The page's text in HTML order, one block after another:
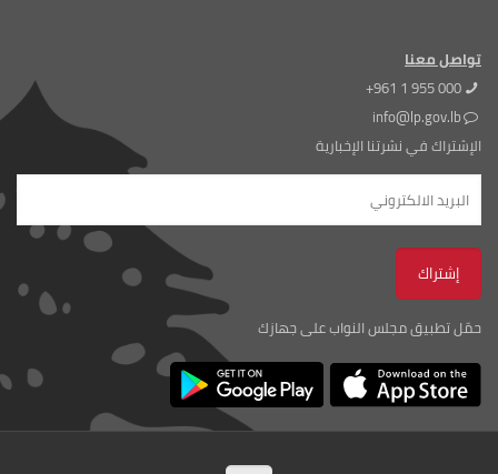
تواصل معنا
+961 1 955 000
info@lp.gov.lb
الإشتراك في نشرتنا الإخبارية
حمّل تطبيق مجلس النواب على جهازك